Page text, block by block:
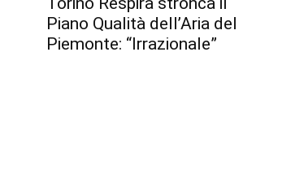
Piano Qualità dell’Aria del
Piemonte: “Irrazionale”